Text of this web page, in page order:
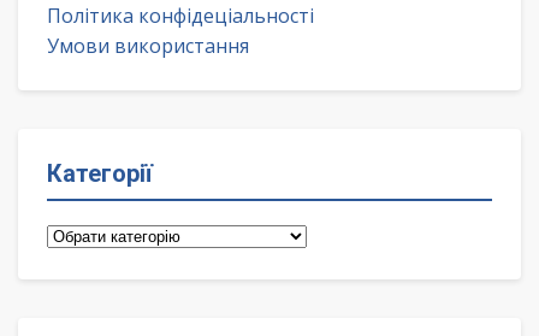
Політика конфідеціальності
Умови використання
Категорії
Категорії